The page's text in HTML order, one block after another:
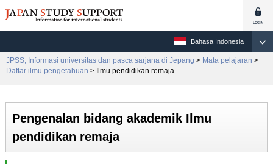
Bahasa Indonesia
JPSS, Informasi universitas dan pasca sarjana di Jepang > Mata pelajaran >
Daftar ilmu pengetahuan > Ilmu pendidikan remaja
Pengenalan bidang akademik Ilmu
pendidikan remaja